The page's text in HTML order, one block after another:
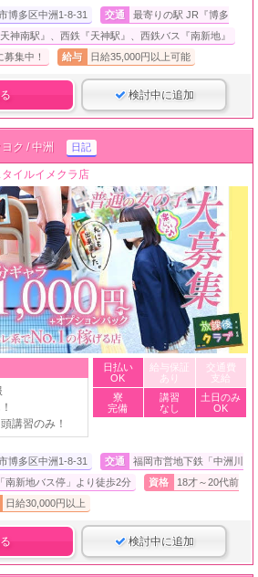
博多区中洲1-8-31 交通
最寄りの駅 JR『博多
神南駅』、西鉄『天神駅』、西鉄バス『南新地』
集中！ 給与 日給35,000円以上可能
検討中に追加
ヨク / 中洲 日記
イルイメクラ店
講習のみ！
日払い
OK
給与保証
あり
交通費
支給
寮
完備
講習
なし
土日のみ
OK
博多区中洲1-8-31 交通
福岡市営地下鉄「中洲川
南新地バス停」より徒歩2分
資格
18才～20代前
日給30,000円以上
検討中に追加